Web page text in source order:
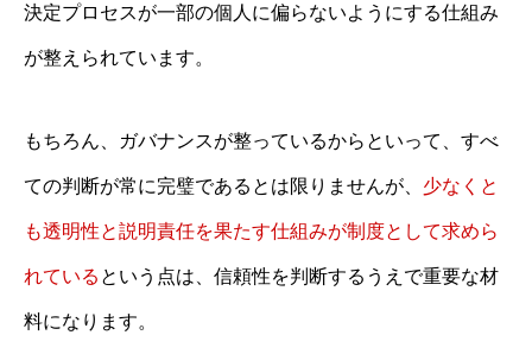
決定プロセスが一部の個人に偏らないようにする仕組み
が整えられています。
もちろん、ガバナンスが整っているからといって、すべ
ての判断が常に完璧であるとは限りませんが、 少なくと
も透明性と説明責任を果たす仕組みが制度として求めら
れている という点は、信頼性を判断するうえで重要な材
料になります。